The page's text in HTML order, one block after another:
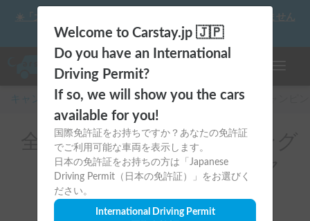
Welcome to Carstay.jp 🇯🇵
Do you have an International
Driving Permit?
If so, we will show you the cars
available for you!
国際免許証をお持ちですか？あなたの免許証
でご利用可能な車両を表示します。
日本の免許証をお持ちの方は「Japanese
Driving Permit（日本の免許証）」をお選びく
ださい。
International Driving Permit
☀️「大曲の花火」をキャンピングカーで最高の思い出にしません
か？
キャンピングカー・車中泊スポット予約はCarstay
全国のレンタルキャンピング
カー(スタッドレスタイヤ